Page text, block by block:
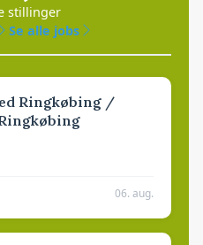
stillinger
Se alle jobs
Ringkøbing /
06. aug.